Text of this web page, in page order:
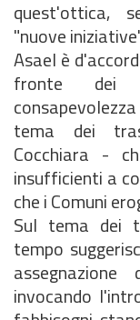
quest'ottica,
"nuove
Asael è
fronte dei
tema dei
Cocchiara -
insufficienti a
che i Comuni
Sul tema dei
tempo
invocando